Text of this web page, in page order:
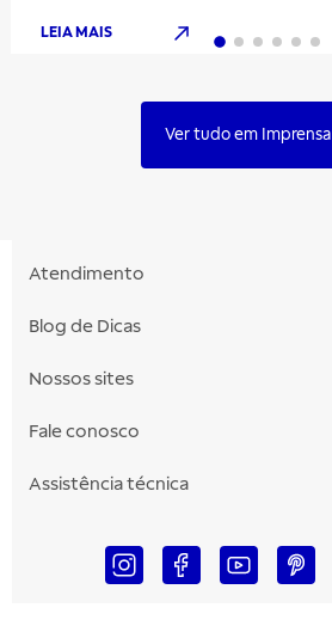
LEIA MAIS
Ver tudo em Imprensa
Atendimento
Blog de Dicas
Nossos sites
Fale conosco
Assistência técnica